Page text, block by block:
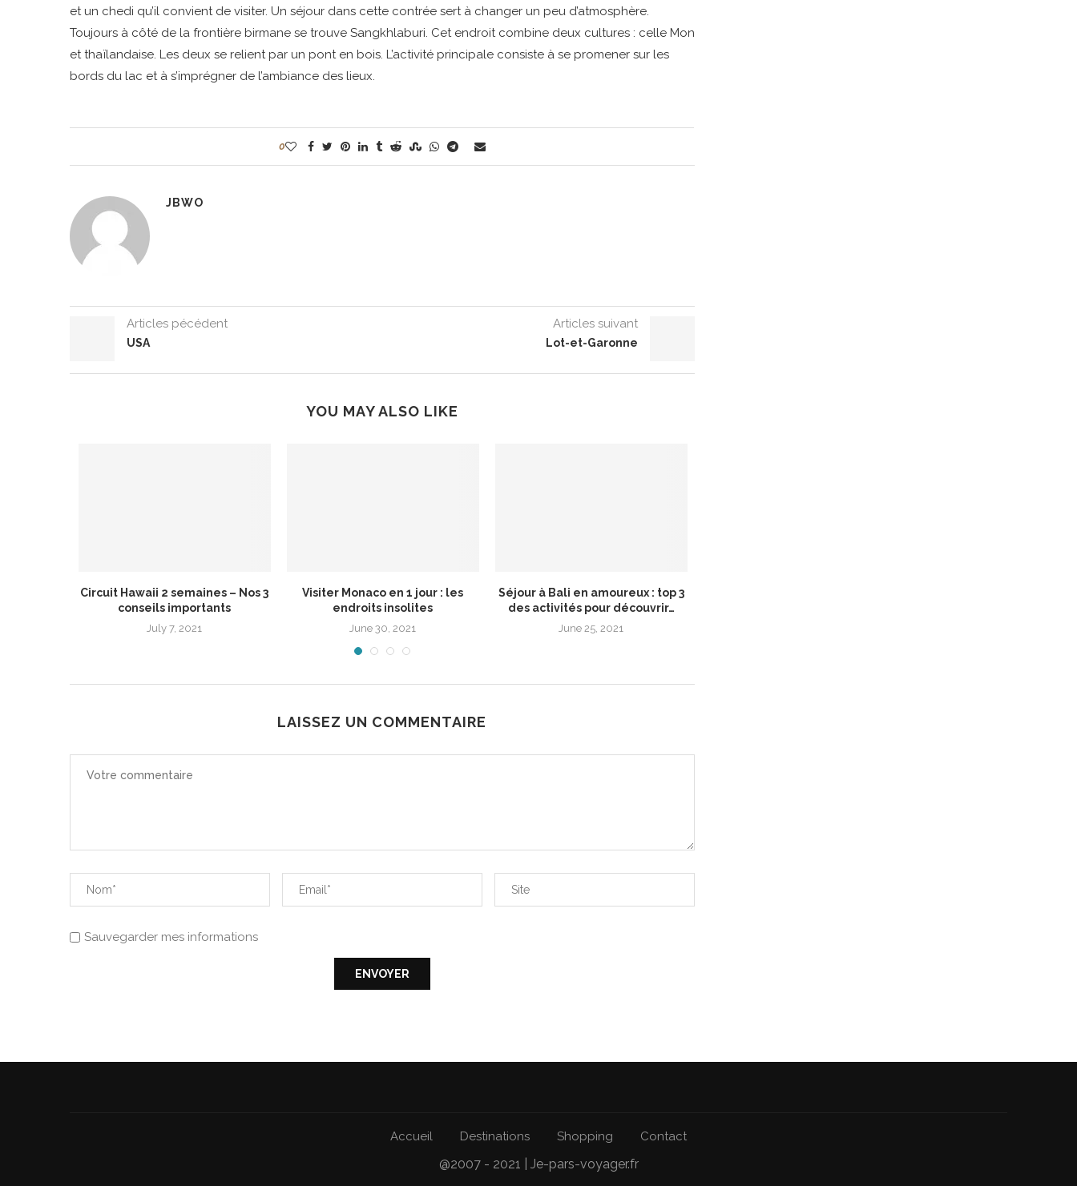
et un chedi qu’il convient de visiter. Un séjour dans cette contrée sert à changer un peu d’atmosphère.
Toujours à côté de la frontière birmane se trouve Sangkhlaburi. Cet endroit combine deux cultures : celle Mon
et thaïlandaise. Les deux se relient par un pont en bois. L’activité principale consiste à se promener sur les
bords du lac et à s’imprégner de l’ambiance des lieux.
0
JBWO
Articles pécédent
USA
Articles suivant
Lot-et-Garonne
YOU MAY ALSO LIKE
Circuit Hawaii 2 semaines – Nos 3
conseils importants
July 7, 2021
Visiter Monaco en 1 jour : les
endroits insolites
June 30, 2021
Séjour à Bali en amoureux : top 3
des activités pour découvrir…
June 25, 2021
LAISSEZ UN COMMENTAIRE
Sauvegarder mes informations
Accueil Destinations Shopping Contact
@2007 - 2021 | Je-pars-voyager.fr